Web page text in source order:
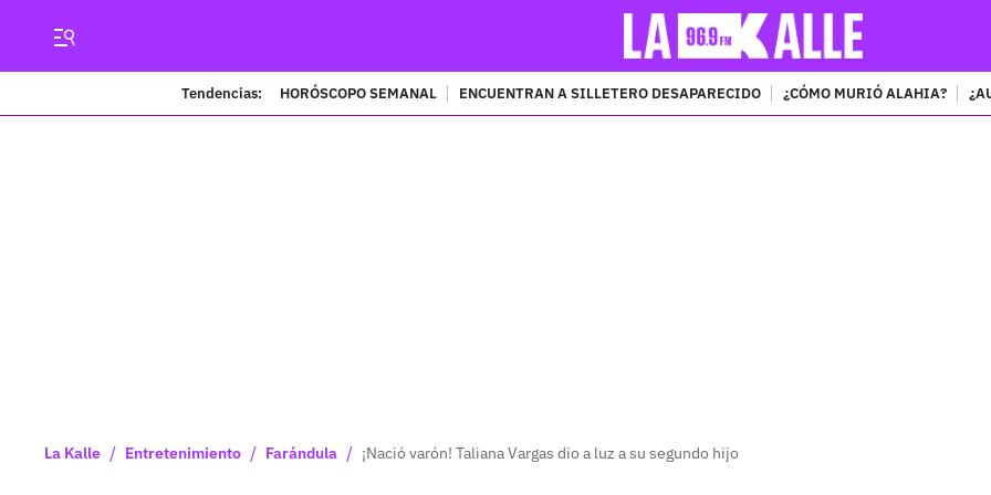
Tendencias: HORÓSCOPO SEMANAL ENCUENTRAN A SILLETERO DESAPARECIDO ¿CÓMO MURIÓ ALAHIA?
La Kalle / Entretenimiento / Farándula / ¡Nació varón! Taliana Vargas dio a luz a su segundo hijo